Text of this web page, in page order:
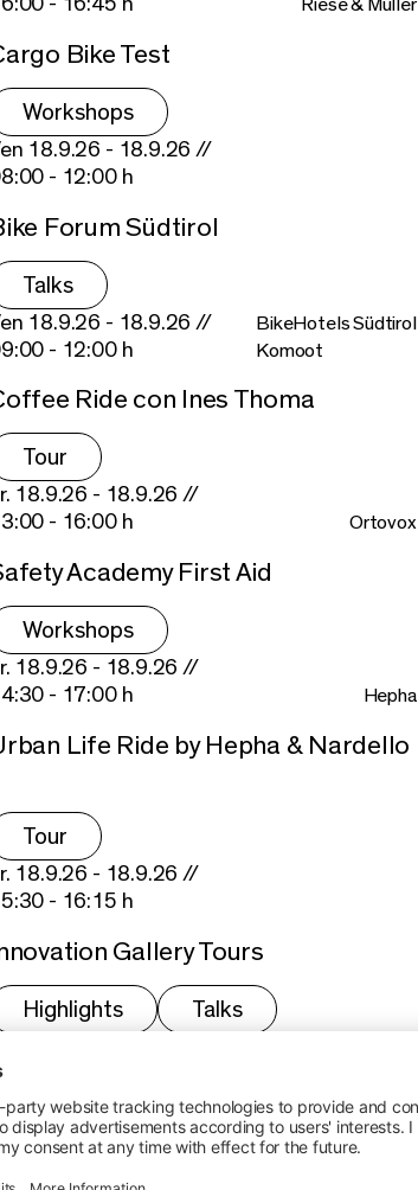
Riese & Müller
Bike Test
Workshops
18.9.26 - 18.9.26 //
- 12:00 h
Forum Südtirol
Talks
18.9.26 - 18.9.26 //
- 12:00 h
BikeHotels Südtirol
Komoot
Ride con Ines Thoma
Tour
18.9.26 - 18.9.26 //
- 16:00 h
Ortovox
Academy First Aid
Workshops
18.9.26 - 18.9.26 //
- 17:00 h
Hepha
Life Ride by Hepha & Nardello
Tour
18.9.26 - 18.9.26 //
- 16:15 h
Gallery Tours
Highlights Talks
- 18:00 h
Parcours
Kids